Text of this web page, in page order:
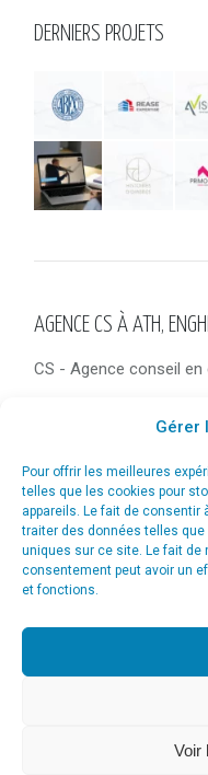
Gérer
Pour offrir les meilleures
telles que les cookies pour
appareils. Le fait de
traiter des données telles
uniques sur ce site. Le fait de
consentement peut avoir un
et fonctions.
Voir
DERNIERS PROJETS
AGENCE CS À ATH,
CS - Agence conseil
Téléphone
+32 477 57 33 12
Trouvez nous sur :
Facebook
LinkedIn
© Agence